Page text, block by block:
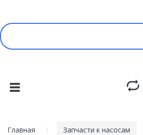
Главная
Запчасти к насосам